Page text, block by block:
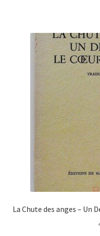
La Chute des anges – Un